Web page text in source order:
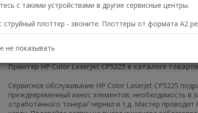
Принтеры Лазерные цветные принтеры Принтер HP
LaserJet CP5225
Принтер HP Color LaserJet CP5225 в каталоге
Сервисное обслуживание HP Color LaserJet CP5225
преждевременный износ элементов, необходимость в
отработанного тонера/ чернил и т.д. Мастер
с такими устройствами в другие сервисные центры.
струйный плоттер - звоните. Плоттеры от формата А2
не показывать